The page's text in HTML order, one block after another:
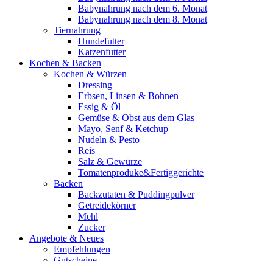
Babynahrung nach dem 6. Monat
Babynahrung nach dem 8. Monat
Tiernahrung
Hundefutter
Katzenfutter
Kochen & Backen
Kochen & Würzen
Dressing
Erbsen, Linsen & Bohnen
Essig & Öl
Gemüse & Obst aus dem Glas
Mayo, Senf & Ketchup
Nudeln & Pesto
Reis
Salz & Gewürze
Tomatenproduke&Fertiggerichte
Backen
Backzutaten & Puddingpulver
Getreidekörner
Mehl
Zucker
Angebote & Neues
Empfehlungen